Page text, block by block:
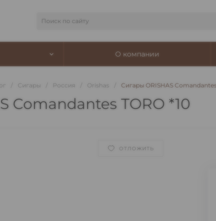
О компании
Сигары Россия Orishas Сигары ORISHAS Comandantes
Comandantes TORO *10
ОТЛОЖИТЬ